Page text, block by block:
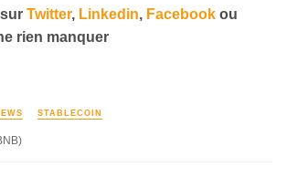
Twitter, Linkedin, Facebook ou
rien manquer
STABLECOIN